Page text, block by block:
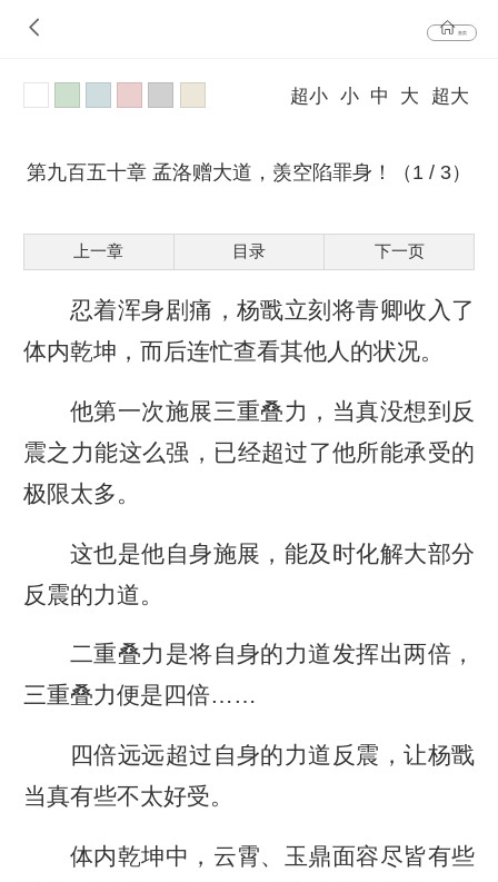
首页
超小 小 中 大 超大
第九百五十章 孟洛赠大道，羡空陷罪身！（1 / 3）
上一章 目录 下一页
忍着浑身剧痛，杨戬立刻将青卿收入了
体内乾坤，而后连忙查看其他人的状况。
他第一次施展三重叠力，当真没想到反
震之力能这么强，已经超过了他所能承受的
极限太多。
这也是他自身施展，能及时化解大部分
反震的力道。
二重叠力是将自身的力道发挥出两倍，
三重叠力便是四倍……
四倍远远超过自身的力道反震，让杨戬
当真有些不太好受。
体内乾坤中，云霄、玉鼎面容尽皆有些